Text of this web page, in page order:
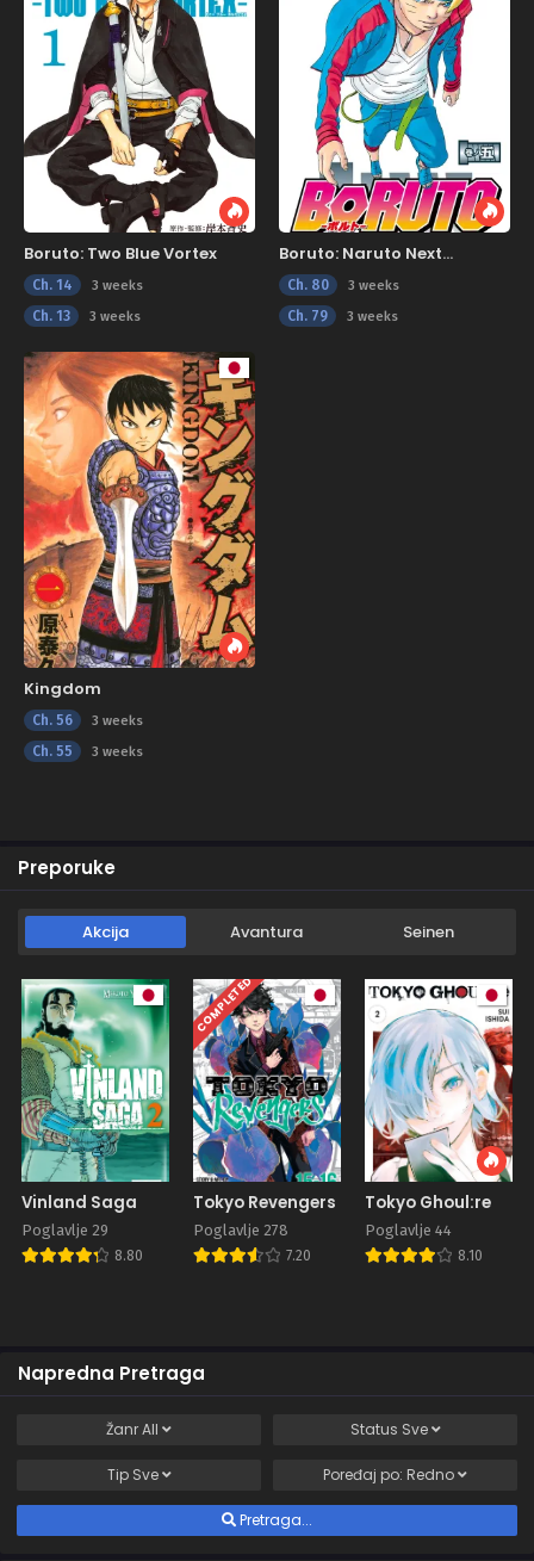
Boruto: Two Blue Vortex
Ch. 14 3 weeks
Ch. 13 3 weeks
Boruto: Naruto Next
Generations
Ch. 80 3 weeks
Ch. 79 3 weeks
Kingdom
Ch. 56 3 weeks
Ch. 55 3 weeks
Preporuke
Akcija Avantura Seinen
Vinland Saga
Poglavlje 29
8.80
COMPLETED
Tokyo Revengers
Poglavlje 278
7.20
Tokyo Ghoul:re
Poglavlje 44
8.10
Napredna Pretraga
ŽanrAll Status Sve
Tip Sve Poređaj po: Redno
Pretraga...